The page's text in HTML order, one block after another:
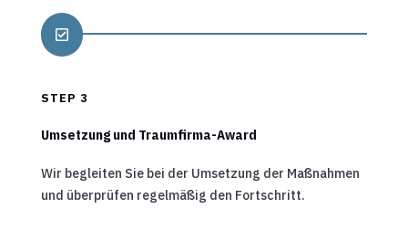

STEP 3
Umsetzung und Traumfirma-Award
Wir begleiten Sie bei der Umsetzung der Maßnahmen
und überprüfen regelmäßig den Fortschritt.